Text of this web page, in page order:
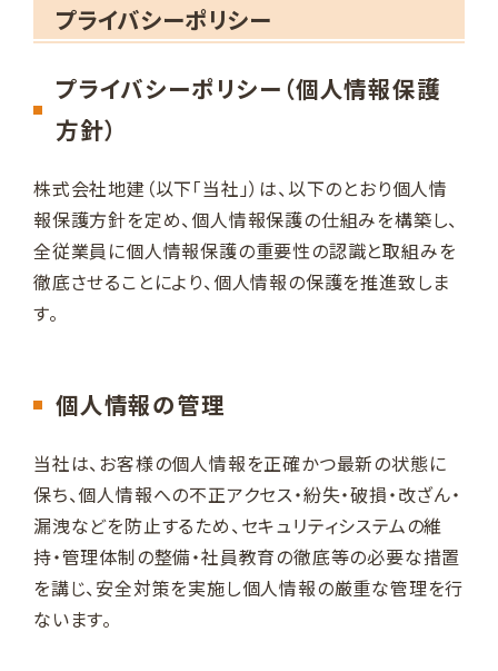
プライバシーポリシー
プライバシーポリシー（個人情報保護
方針）
株式会社地建（以下「当社」）は、以下のとおり個人情
報保護方針を定め、個人情報保護の仕組みを構築し、
全従業員に個人情報保護の重要性の認識と取組みを
徹底させることにより、個人情報の保護を推進致しま
す。
個人情報の管理
当社は、お客様の個人情報を正確かつ最新の状態に
保ち、個人情報への不正アクセス・紛失・破損・改ざん・
漏洩などを防止するため、セキュリティシステムの維
持・管理体制の整備・社員教育の徹底等の必要な措置
を講じ、安全対策を実施し個人情報の厳重な管理を行
ないます。